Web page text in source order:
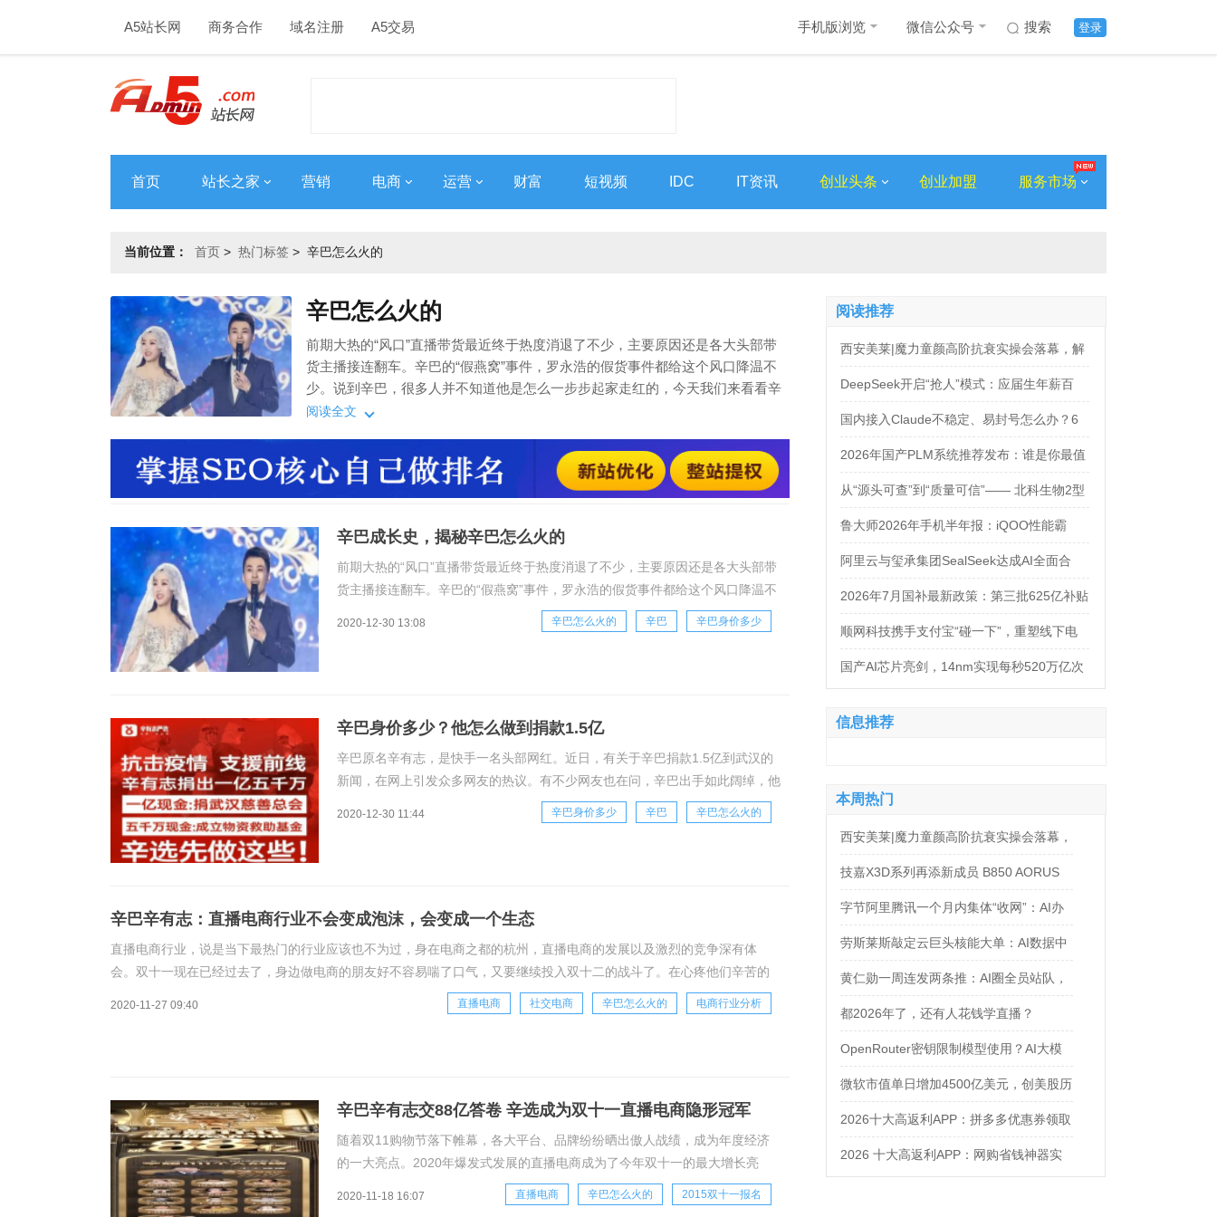
A5站长网 商务合作 域名注册 A5交易 登录
搜索
手机版浏览 微信公众号
首页 站长之家 营销 电商 运营 财富 短视频 IDC IT资讯 创业头条 创业加盟 服务市场
当前位置： 首页 > 热门标签 > 辛巴怎么火的
辛巴怎么火的
前期大热的“风口”直播带货最近终于热度消退了不少，主要原因还是各大头部带
货主播接连翻车。辛巴的“假燕窝”事件，罗永浩的假货事件都给这个风口降温不
少。说到辛巴，很多人并不知道他是怎么一步步起家走红的，今天我们来看看辛
巴怎样从一个农家孩子，成为一个拥有7000多万粉丝，一年销售额超过了100亿
庭，相信那时的他，比在座的千千万万都还
阅读全文
辛巴成长史，揭秘辛巴怎么火的
前期大热的“风口”直播带货最近终于热度消退了不少，主要原因还是各大头部带
货主播接连翻车。辛巴的“假燕窝”事件，罗永浩的假货事件都给这个风口降温不
少。说到辛巴，很多人并不知道他是怎么一步步起家走红的，今天我们来看看辛
巴怎样从一个农家孩子，成为一个拥有7000多万粉丝，一年销售额超过了100亿
2020-12-30 13:08 辛巴怎么火的 辛巴 辛巴身价多少
辛巴身价多少？他怎么做到捐款1.5亿
辛巴原名辛有志，是快手一名头部网红。近日，有关于辛巴捐款1.5亿到武汉的
新闻，在网上引发众多网友的热议。有不少网友也在问，辛巴出手如此阔绰，他
的身价又是多少呢？辛有志身价全国排名是怎样的？据悉，辛巴去年单单在快手
做电商就赚了二三十个亿。有粉丝在直播间提到辛巴，房岩小哥就说到：“辛巴
2020-12-30 11:44 辛巴身价多少 辛巴 辛巴怎么火的
辛巴辛有志：直播电商行业不会变成泡沫，会变成一个生态
直播电商行业，说是当下最热门的行业应该也不为过，身在电商之都的杭州，直播电商的发展以及激烈的竞争深有体
会。双十一现在已经过去了，身边做电商的朋友好不容易喘了口气，又要继续投入双十二的战斗了。在心疼他们辛苦的
同时，也不得不惊叹直播电商行业巨大的能量。双十一期间，辛巴辛有志，单场13个小时带货18.8亿
2020-11-27 09:40 直播电商 社交电商 辛巴怎么火的 电商行业分析
辛巴辛有志交88亿答卷 辛选成为双十一直播电商隐形冠军
随着双11购物节落下帷幕，各大平台、品牌纷纷晒出傲人战绩，成为年度经济
的一大亮点。2020年爆发式发展的直播电商成为了今年双十一的最大增长亮
点。到直播间购物则意味着拿到更多赠品或更诱人的折扣，逐渐受到消费者的青
睐。不同于电商平台的直播间成为其引流的渠道，在快手辛选的直播间，没
2020-11-18 16:07 直播电商 辛巴怎么火的 2015双十一报名
阅读推荐
西安美莱|魔力童颜高阶抗衰实操会落幕，解
锁自然年轻新姿态
DeepSeek开启“抢人”模式：应届生年薪百
万，法务岗高达160万！
国内接入Claude不稳定、易封号怎么办？6
大AI中转服务API接入对比
2026年国产PLM系统推荐发布：谁是你最值
得信赖的合作伙伴？
从“源头可查”到“质量可信”—— 北科生物2型
糖尿病项目如何实现“药品级质控”
鲁大师2026年手机半年报：iQOO性能霸
榜，天玑9500统治延续，OPPO蝉联流畅双
榜冠军
阿里云与玺承集团SealSeek达成AI全面合
作，共建电商AI新生态
2026年7月国补最新政策：第三批625亿补贴
正式落地！京东手机家电空调电脑各品类国
补怎么领？学生专属优惠补贴领取攻略来
顺网科技携手支付宝“碰一下”，重塑线下电
竞新体验
国产AI芯片亮剑，14nm实现每秒520万亿次
信息推荐
本周热门
西安美莱|魔力童颜高阶抗衰实操会落幕，
解锁自然年轻新姿态
技嘉X3D系列再添新成员 B850 AORUS
ELITE X3D主板强化性能体验
字节阿里腾讯一个月内集体“收网”：AI办
公入口争夺战正式打响
劳斯莱斯敲定云巨头核能大单：AI数据中
心太耗电，核电站都来救场了
黄仁勋一周连发两条推：AI圈全员站队，
只有Anthropic在当“孤勇者”
都2026年了，还有人花钱学直播？
OpenRouter密钥限制模型使用？AI大模
型API中转站推荐：非线智能API让
Gemini/DeepSeek调用更安全
微软市值单日增加4500亿美元，创美股历
史之最
2026十大高返利APP：拼多多优惠券领取
攻略
2026 十大高返利APP：网购省钱神器实